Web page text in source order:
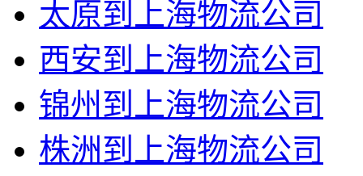
太原到上海物流公司
西安到上海物流公司
锦州到上海物流公司
株洲到上海物流公司